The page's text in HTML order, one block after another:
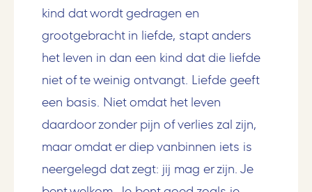
kind dat wordt gedragen en
grootgebracht in liefde, stapt anders
het leven in dan een kind dat die liefde
niet of te weinig ontvangt. Liefde geeft
een basis. Niet omdat het leven
daardoor zonder pijn of verlies zal zijn,
maar omdat er diep vanbinnen iets is
neergelegd dat zegt: jij mag er zijn. Je